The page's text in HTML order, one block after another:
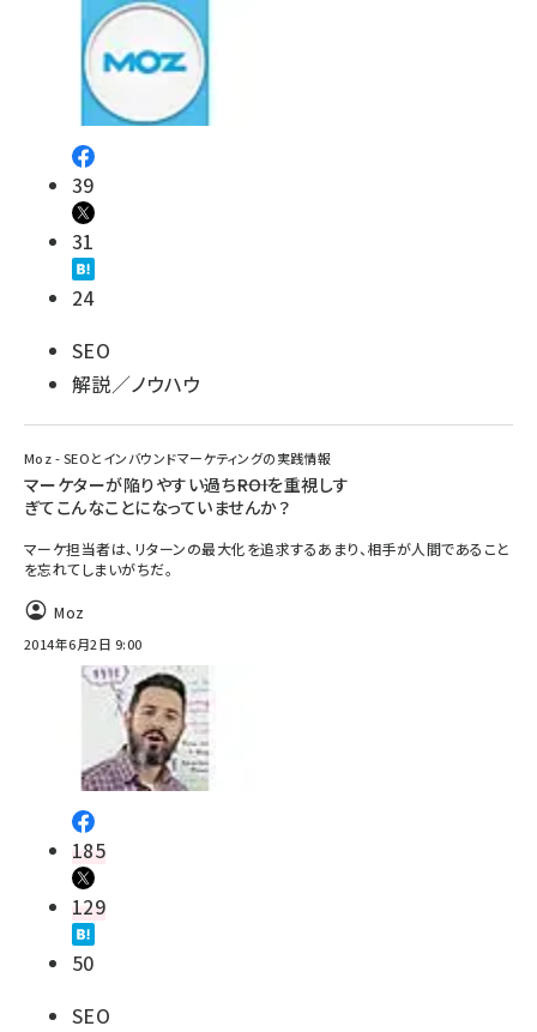
39
31
24
SEO
解説／ノウハウ
Moz - SEOとインバウンドマーケティングの実践情報
マーケターが陥りやすい過ち――ROIを重視しす
ぎてこんなことになっていませんか？
マーケ担当者は、リターンの最大化を追求するあまり、相手が人間であること
を忘れてしまいがちだ。
Moz
2014年6月2日 9:00
185
129
50
SEO